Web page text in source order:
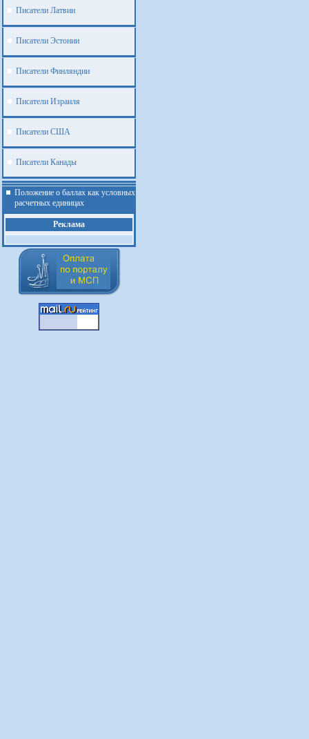
Писатели Латвии
Писатели Эстонии
Писатели Финляндии
Писатели Израиля
Писатели США
Писатели Канады
Положение о баллах как условных
расчетных единицах
Реклама